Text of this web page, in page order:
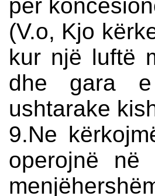
për
(V.o, Kjo
kur një luftë
dhe gara e
ushtarake
9.Ne
operojnë në